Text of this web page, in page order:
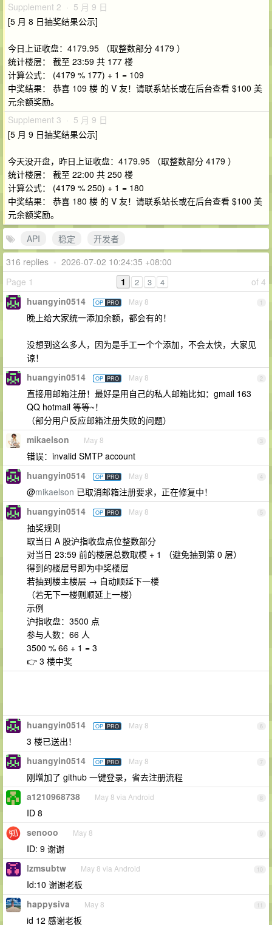
Supplement 2 · 5 月 9 日
[5 月 8 日抽奖结果公示]
今日上证收盘：4179.95 （取整数部分 4179 ）
统计楼层： 截至 23:59 共 177 楼
计算公式： (4179 % 177) + 1 = 109
中奖结果： 恭喜 109 楼 的 V 友！请联系站长或在后台查看 $100 美
元余额奖励。
Supplement 3 · 5 月 9 日
[5 月 9 日抽奖结果公示]
今天没开盘，昨日上证收盘：4179.95 （取整数部分 4179 ）
统计楼层： 截至 22:00 共 250 楼
计算公式： (4179 % 250) + 1 = 180
中奖结果： 恭喜 180 楼 的 V 友！请联系站长或在后台查看 $100 美
元余额奖励。
API
稳定
开发者
316 replies • 2026-07-02 10:24:35 +08:00
Page 1
of 4
1 2 3 4
1
huangyin0514 OP PRO May 8
晚上给大家统一添加余额，都会有的！
没想到这么多人，因为是手工一个个添加，不会太快，大家见
谅！
2
huangyin0514 OP PRO May 8
直接用邮箱注册！最好是用自己的私人邮箱比如：gmail 163
QQ hotmail 等等~！
（部分用户反应邮箱注册失败的问题）
3
mikaelson May 8
错误：invalid SMTP account
4
huangyin0514 OP PRO May 8
@mikaelson 已取消邮箱注册要求，正在修复中！
5
huangyin0514 OP PRO May 8
抽奖规则
取当日 A 股沪指收盘点位整数部分
对当日 23:59 前的楼层总数取模 + 1 （避免抽到第 0 层）
得到的楼层号即为中奖楼层
若抽到楼主楼层 → 自动顺延下一楼
（若无下一楼则顺延上一楼）
示例
沪指收盘：3500 点
参与人数：66 人
3500 % 66 + 1 = 3
👉 3 楼中奖
6
huangyin0514 OP PRO May 8
3 楼已送出！
7
huangyin0514 OP PRO May 8
刚增加了 github 一键登录，省去注册流程
8
a1210968738 May 8 via Android
ID 8
9
senooo May 8
ID: 9 谢谢
10
lzmsubtw May 8 via Android
Id:10 谢谢老板
11
happysiva May 8
id 12 感谢老板